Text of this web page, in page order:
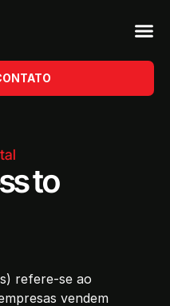
to
refere-se ao
vendem